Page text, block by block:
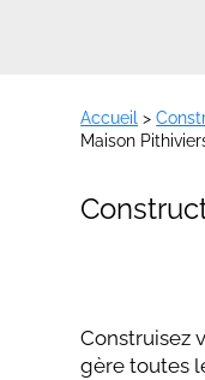
Accueil >
Maison
Construisez
gère toutes